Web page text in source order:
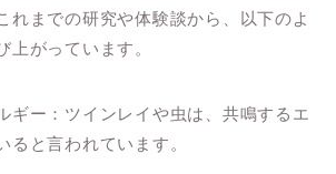
れまでの研究や体験談から、以下のよ
上がっています。
ギー：ツインレイや虫は、共鳴するエ
ると言われています。